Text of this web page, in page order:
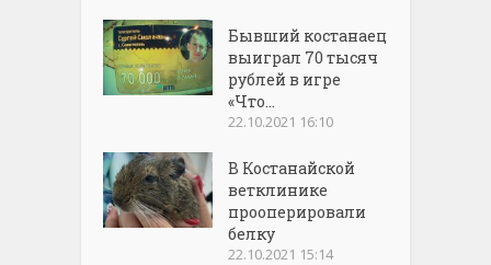
Бывший костанаец
выиграл 70 тысяч
рублей в игре
«Что...
22.10.2021 16:10
В Костанайской
ветклинике
прооперировали
белку
22.10.2021 15:14